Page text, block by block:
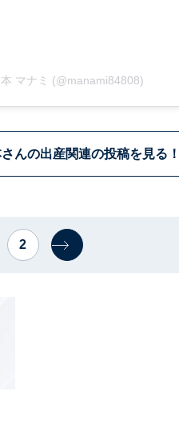
マナミ (@manami84808)
んの出産関連の投稿を見る！
2